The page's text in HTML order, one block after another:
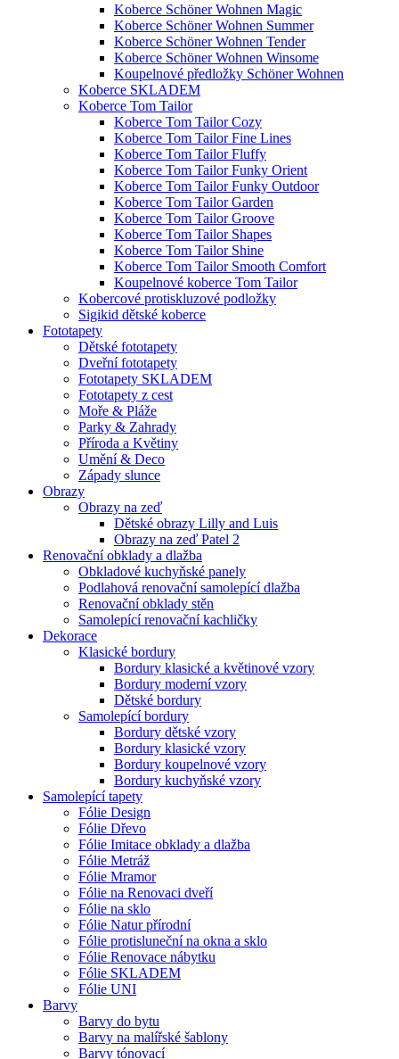
Koberce Schöner Wohnen Magic
Koberce Schöner Wohnen Summer
Koberce Schöner Wohnen Tender
Koberce Schöner Wohnen Winsome
Koupelnové předložky Schöner Wohnen
Koberce SKLADEM
Koberce Tom Tailor
Koberce Tom Tailor Cozy
Koberce Tom Tailor Fine Lines
Koberce Tom Tailor Fluffy
Koberce Tom Tailor Funky Orient
Koberce Tom Tailor Funky Outdoor
Koberce Tom Tailor Garden
Koberce Tom Tailor Groove
Koberce Tom Tailor Shapes
Koberce Tom Tailor Shine
Koberce Tom Tailor Smooth Comfort
Koupelnové koberce Tom Tailor
Kobercové protiskluzové podložky
Sigikid dětské koberce
Fototapety
Dětské fototapety
Dveřní fototapety
Fototapety SKLADEM
Fototapety z cest
Moře & Pláže
Parky & Zahrady
Příroda a Květiny
Umění & Deco
Západy slunce
Obrazy
Obrazy na zeď
Dětské obrazy Lilly and Luis
Obrazy na zeď Patel 2
Renovační obklady a dlažba
Obkladové kuchyňské panely
Podlahová renovační samolepící dlažba
Renovační obklady stěn
Samolepící renovační kachličky
Dekorace
Klasické bordury
Bordury klasické a květinové vzory
Bordury moderní vzory
Dětské bordury
Samolepící bordury
Bordury dětské vzory
Bordury klasické vzory
Bordury koupelnové vzory
Bordury kuchyňské vzory
Samolepící tapety
Fólie Design
Fólie Dřevo
Fólie Imitace obklady a dlažba
Fólie Metráž
Fólie Mramor
Fólie na Renovaci dveří
Fólie na sklo
Fólie Natur přírodní
Fólie protisluneční na okna a sklo
Fólie Renovace nábytku
Fólie SKLADEM
Fólie UNI
Barvy
Barvy do bytu
Barvy na malířské šablony
Barvy tónovací